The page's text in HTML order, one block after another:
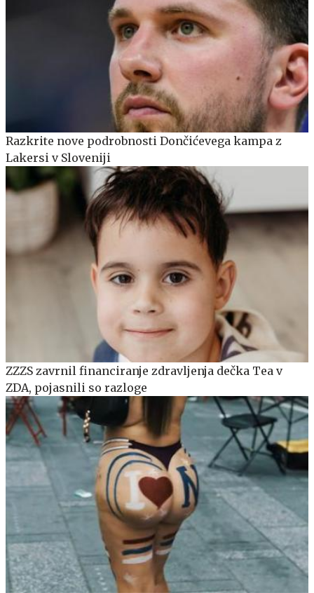
Razkrite nove podrobnosti Dončićevega kampa z
Lakersi v Sloveniji
ZZZS zavrnil financiranje zdravljenja dečka Tea v
ZDA, pojasnili so razloge